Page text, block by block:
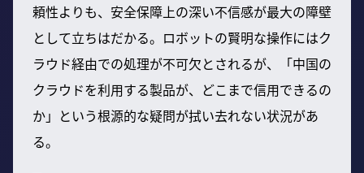
頼性よりも、安全保障上の深い不信感が最大の障壁
として立ちはだかる。ロボットの賢明な操作にはク
ラウド経由での処理が不可欠とされるが、「中国の
クラウドを利用する製品が、どこまで信用できるの
か」という根源的な疑問が拭い去れない状況があ
る。